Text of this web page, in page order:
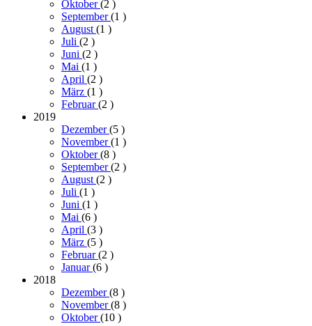
Oktober(2 )
September(1 )
August (1 )
Juli (2 )
Juni (2 )
Mai (1 )
April (2 )
März (1 )
Februar(2 )
2019
Dezember(5 )
November(1 )
Oktober(8 )
September(2 )
August (2 )
Juli (1 )
Juni (1 )
Mai (6 )
April (3 )
März (5 )
Februar(2 )
Januar(6 )
2018
Dezember(8 )
November(8 )
Oktober(10 )